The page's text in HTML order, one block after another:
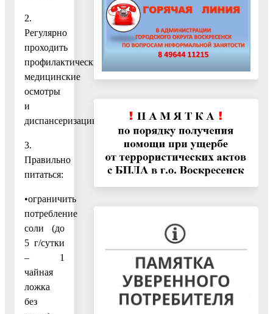
2.
Регулярно
проходить
профилактические
медицинские
осмотры
и
диспансеризацию.
3.
Правильно
питаться:
•ограничить
потребление
соли (до
5 г/сутки
– 1
чайная
ложка
без